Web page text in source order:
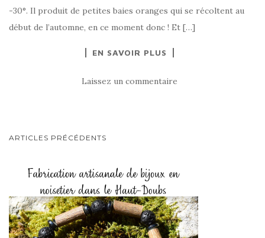
-30°. Il produit de petites baies oranges qui se récoltent au
début de l’automne, en ce moment donc ! Et […]
EN SAVOIR PLUS
Laissez un commentaire
ARTICLES PRÉCÉDENTS